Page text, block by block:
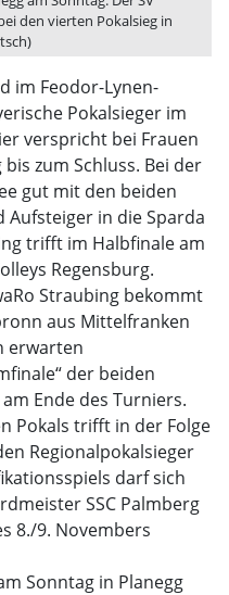
den vierten Pokalsieg in
im Feodor-Lynen-
Pokalsieger im
verspricht bei Frauen
zum Schluss. Bei der
gut mit den beiden
Aufsteiger in die Sparda
trifft im Halbfinale am
Regensburg.
Straubing bekommt
aus Mittelfranken
erwarten
der beiden
Ende des Turniers.
Pokals trifft in der Folge
Regionalpokalsieger
darf sich
SSC Palmberg
8./9. Novembers
Sonntag in Planegg